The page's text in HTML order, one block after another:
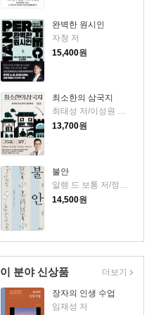
완벽한 원시인
자청 저
15,400원
최소한의 삼국지
13,700원
불안
14,500원
이 분야 신상품
장자의 인생 수업
임재성 저
더보기